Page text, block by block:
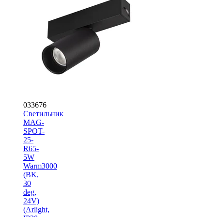
033676
Светильник
MAG-
SPOT-
25-
R65-
5W
Warm3000
(BK,
30
deg,
24V)
(Arlight,